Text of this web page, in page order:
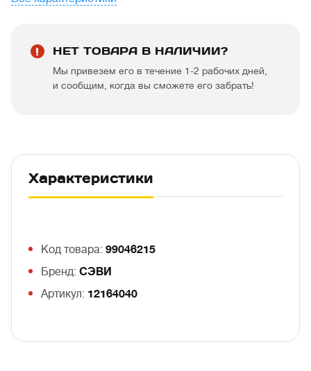
НЕТ ТОВАРА В НАЛИЧИИ?
Мы привезем его в течение 1-2 рабочих дней,
и сообщим, когда вы сможете его забрать!
Характеристики
Код товара: 99046215
Бренд: СЭВИ
Артикул: 12164040